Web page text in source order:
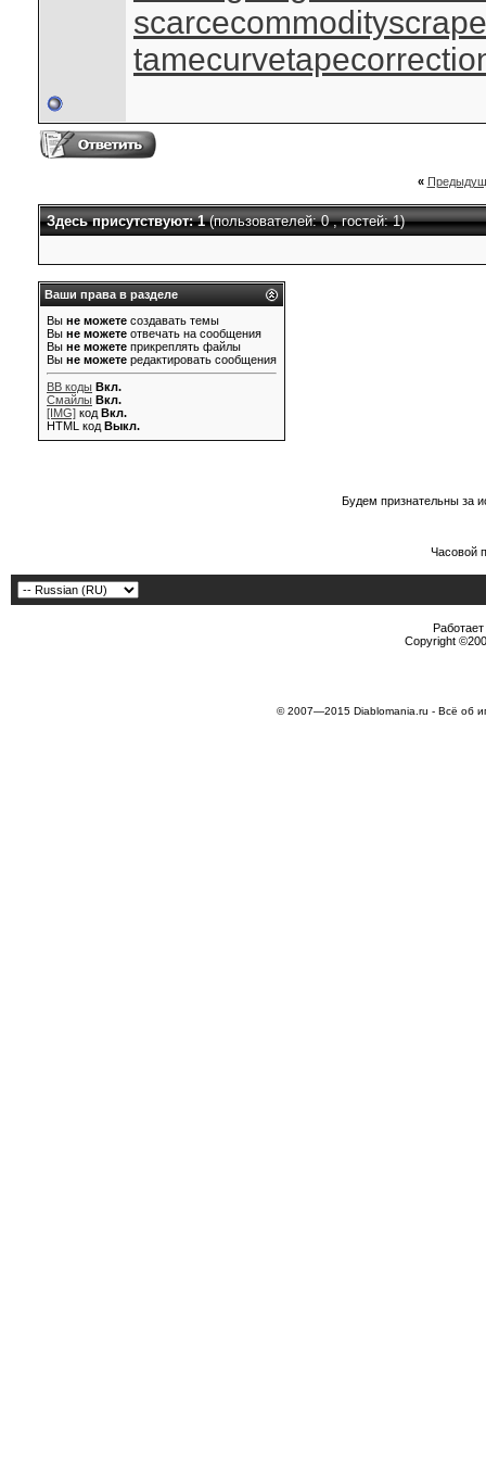
scarcecommodity
tamecurve
«
Здесь присутствуют: 1(пользователей: 0 , гостей: 1)
Ваши права в разделе
Вы не можете создавать темы
Вы не можете отвечать на сообщения
Вы не можете прикреплять файлы
Вы не можете редактировать сообщения
BB коды Вкл.
Смайлы Вкл.
[IMG] код Вкл.
HTML код Выкл.
Будем признательны за
Часовой
Copyright
© 2007—2015 Diablomania.ru - Всё об